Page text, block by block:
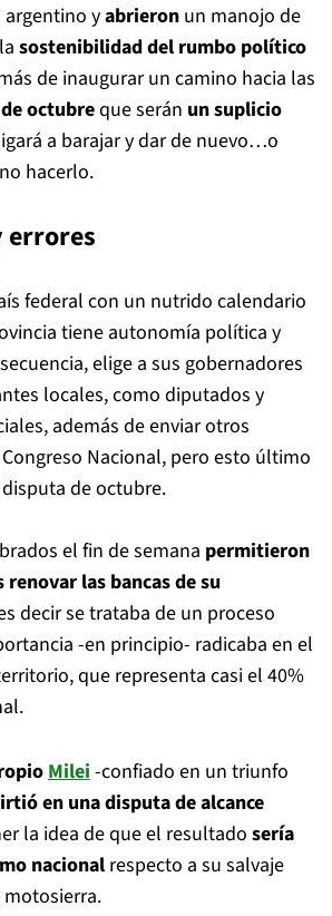
argentino yabrieron un manojo de
sostenibilidad del rumbo político
de inaugurar un camino hacia las
octubreque serán un suplicio
a barajar y dar de nuevo…o
hacerlo.
errores
federal con un nutrido calendario
tiene autonomía política y
elige a sus gobernadores
locales, como diputados y
además de enviar otros
Nacional, pero esto último
de octubre.
el fin de semana permitieron
renovar las bancas de su
decir se trataba de un proceso
-en principio- radicaba en el
que representa casi el 40%
Milei -confiado en un triunfo
en una disputa de alcance
la idea de que el resultado sería
nacional respecto a su salvaje